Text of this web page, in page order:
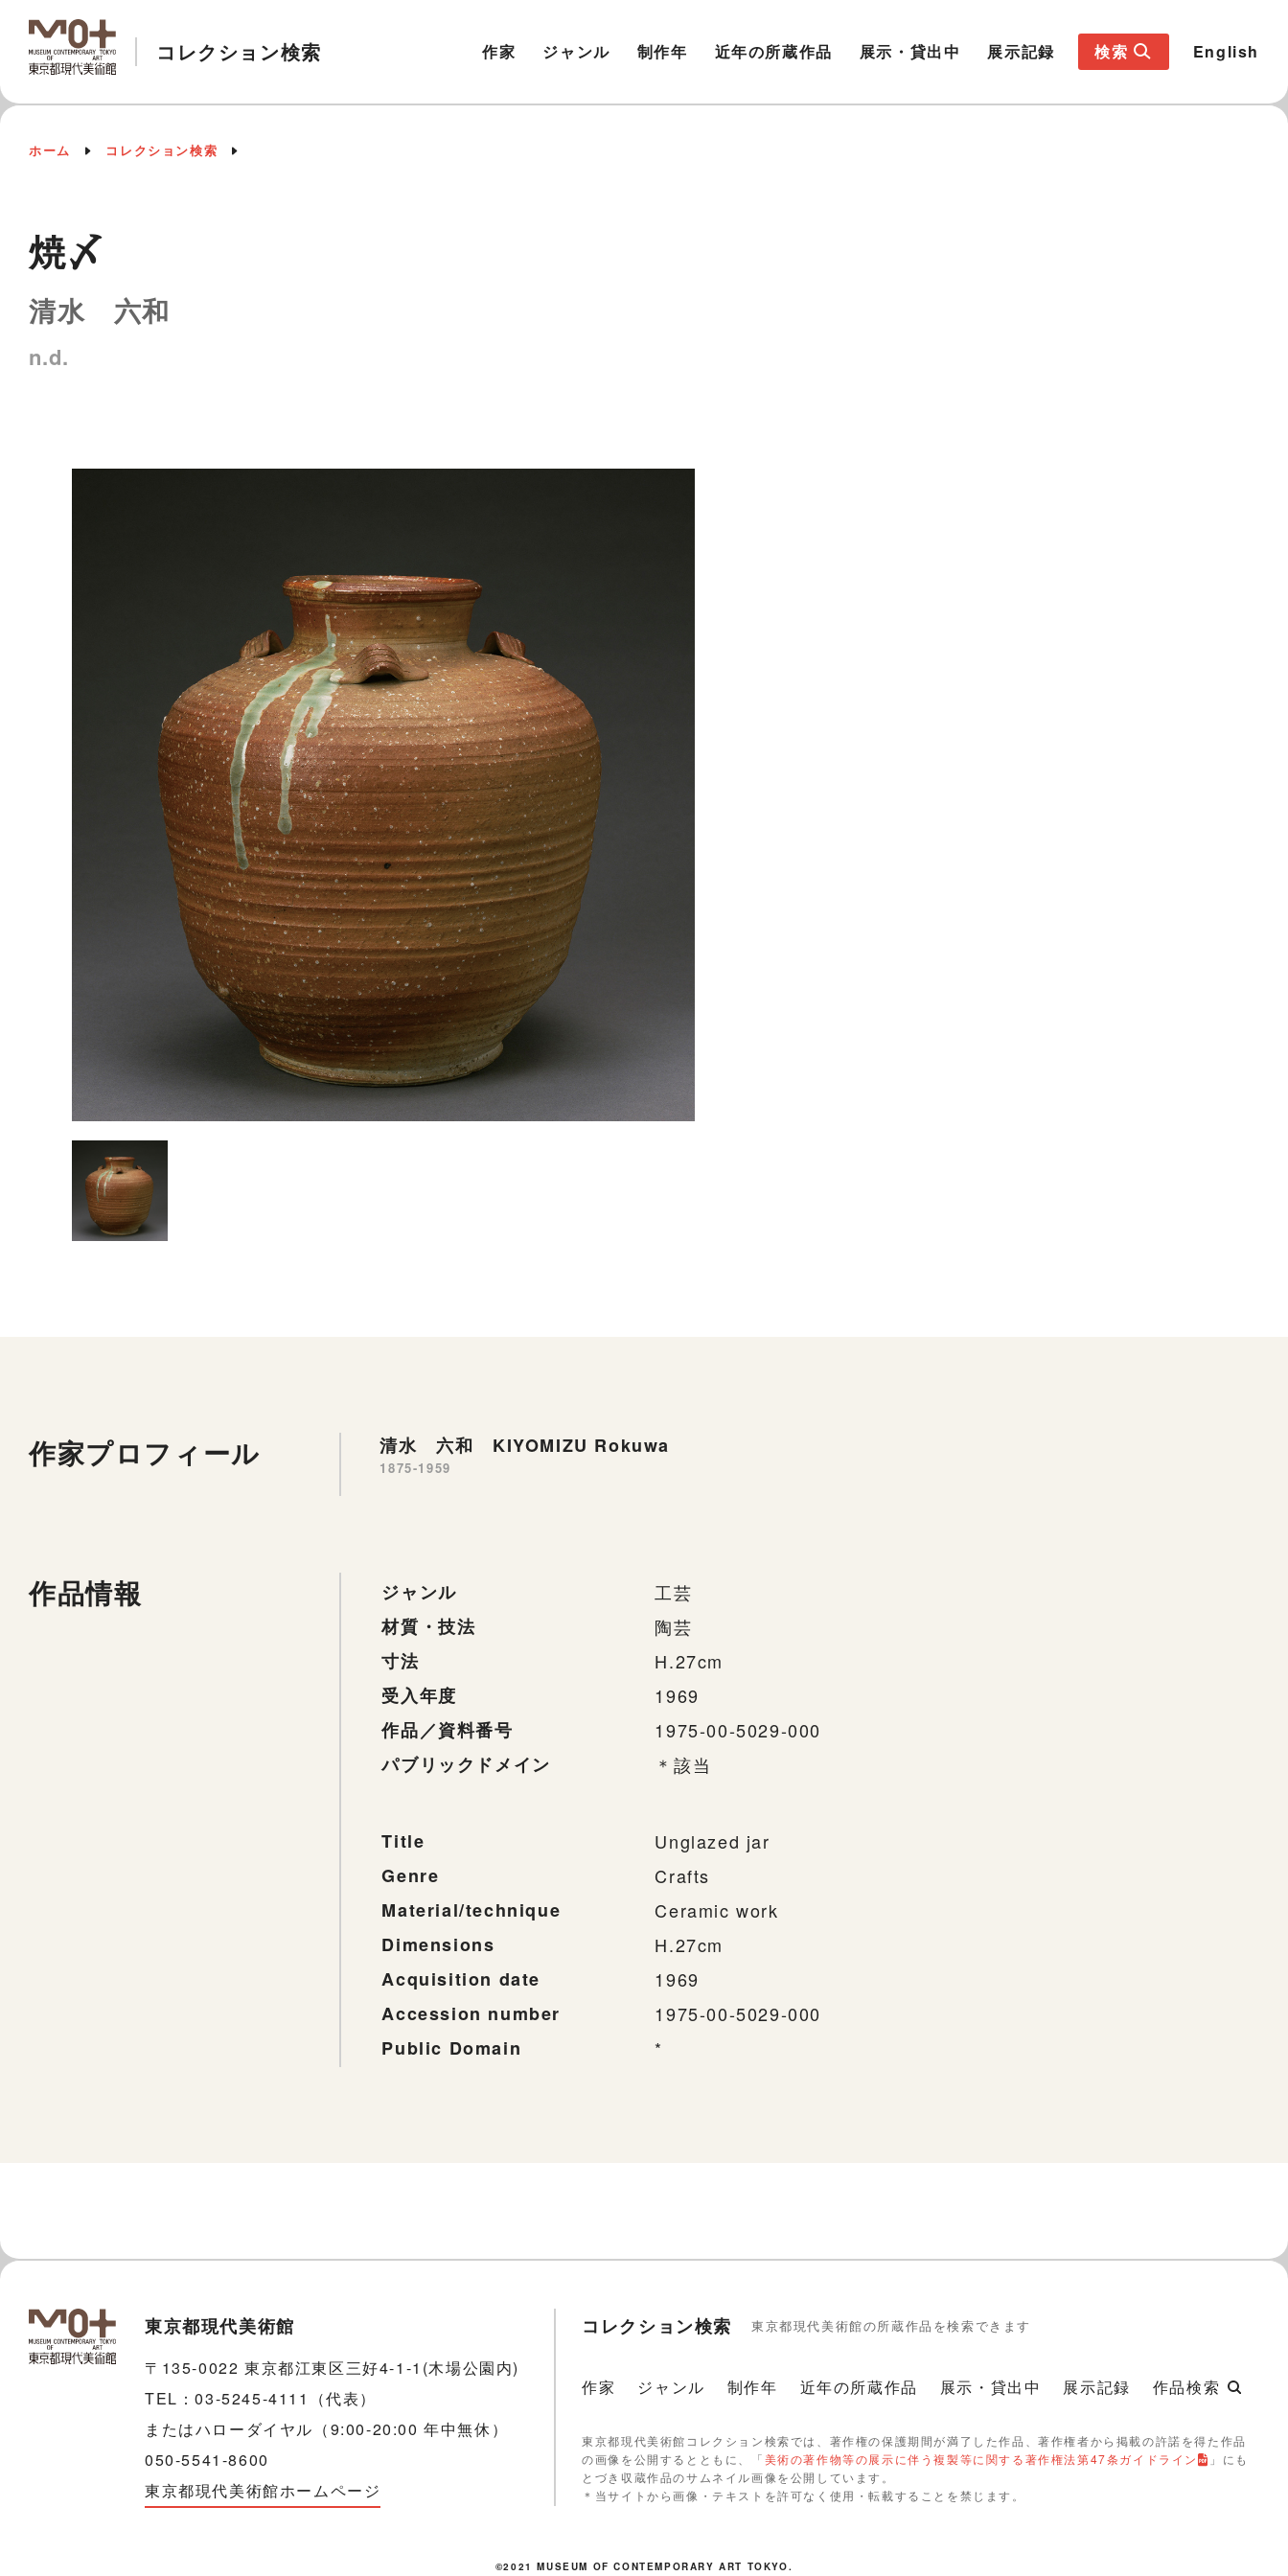
コレクション検索 作家 ジャンル 制作年 近年の所蔵作品 展示・貸出中 展示記録 検索 English
ホーム コレクション検索
焼〆
清水 六和
n.d.
作家プロフィール 清水 六和 KIYOMIZU Rokuwa
1875-1959
作品情報 ジャンル
工芸
材質・技法
陶芸
寸法
H.27cm
受入年度
1969
作品／資料番号
1975-00-5029-000
パブリックドメイン
＊該当
Title
Unglazed jar
Genre
Crafts
Material/technique
Ceramic work
Dimensions
H.27cm
Acquisition date
1969
Accession number
1975-00-5029-000
Public Domain
*
東京都現代美術館
〒135-0022 東京都江東区三好4-1-1(木場公園内)
TEL：03-5245-4111（代表）
またはハローダイヤル（9:00-20:00 年中無休）
050-5541-8600
東京都現代美術館ホームページ
コレクション検索 東京都現代美術館の所蔵作品を検索できます
作家 ジャンル 制作年 近年の所蔵作品 展示・貸出中 展示記録 作品検索
東京都現代美術館コレクション検索では、著作権の保護期間が満了した作品、著作権者から掲載の許諾を得た作品
の画像を公開するとともに、「美術の著作物等の展示に伴う複製等に関する著作権法第47条ガイドライン
」にも
とづき収蔵作品のサムネイル画像を公開しています。
＊当サイトから画像・テキストを許可なく使用・転載することを禁じます。
©2021 MUSEUM OF CONTEMPORARY ART TOKYO.